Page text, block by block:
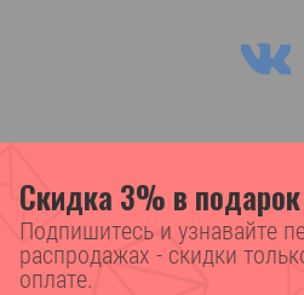
Скидка 3% в
Подпишитесь и узнавайте
распродажах - скидки
оплате.